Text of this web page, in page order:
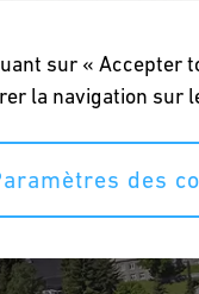
sur « Accepter
la navigation sur
des